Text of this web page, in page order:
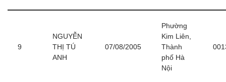
9
NGUYỄN
THỊ TÚ
ANH
07/08/2005
Phường
Kim Liên,
Thành
phố Hà
Nội